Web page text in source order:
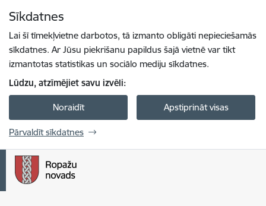
Sīkdatnes
Lai šī tīmekļvietne darbotos, tā izmanto obligāti nepieciešamās
sīkdatnes. Ar Jūsu piekrišanu papildus šajā vietnē var tikt
izmantotas statistikas un sociālo mediju sīkdatnes.
Lūdzu, atzīmējiet savu izvēli:
Noraidīt Apstiprināt visas
Pārvaldīt sīkdatnes